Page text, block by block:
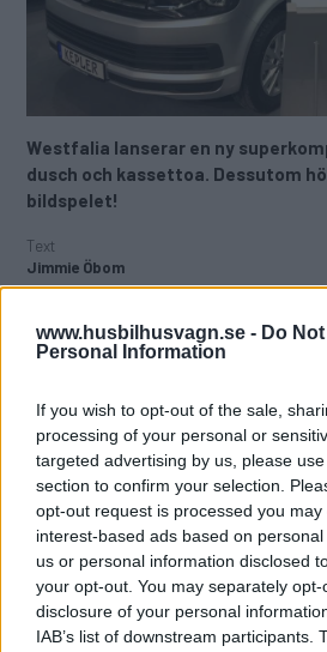
www.husbilhusvagn.se - Do
Personal Information
If you wish to opt-out of the sale,
processing of your personal or
targeted advertising by us, please
section to confirm your selection.
opt-out request is processed you may
interest-based ads based on
us or personal information disclosed
your opt-out. You may separately
disclosure of your personal
IAB’s list of downstream participants.
Westfalia lanserar en ny
dusch och kassettoa. Dessutom
bildspelet!
Text
Jimmie Öbom
Fotograf
Jimmie Öbom
låter lika bekant som deras
Kepler är en imponerande
oerhört kompakta format
dusch, kök och hörnsoffa.
mycket lyxig och gedigen
får man en dragbil av rang
bestämma dig för semester